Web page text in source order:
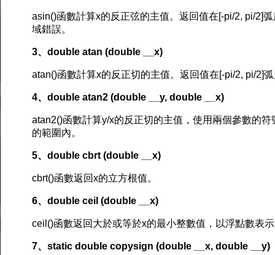
asin()函數計算x的反正弦的主值。返回值在[-pi/2, pi/2]
域錯誤。
3、double atan (double __x)
atan()函數計算x的反正切的主值。返回值在[-pi/2, pi/2]
4、double atan2 (double __y, double __x)
atan2()函數計算y/x的反正切的主值，使用兩個參數的
的範圍內。
5、double cbrt (double __x)
cbrt()函數返回x的立方根值。
6、double ceil (double __x)
ceil()函數返回大於或等於x的最小整數值，以浮點數表
7、static double copysign (double __x, double __y)